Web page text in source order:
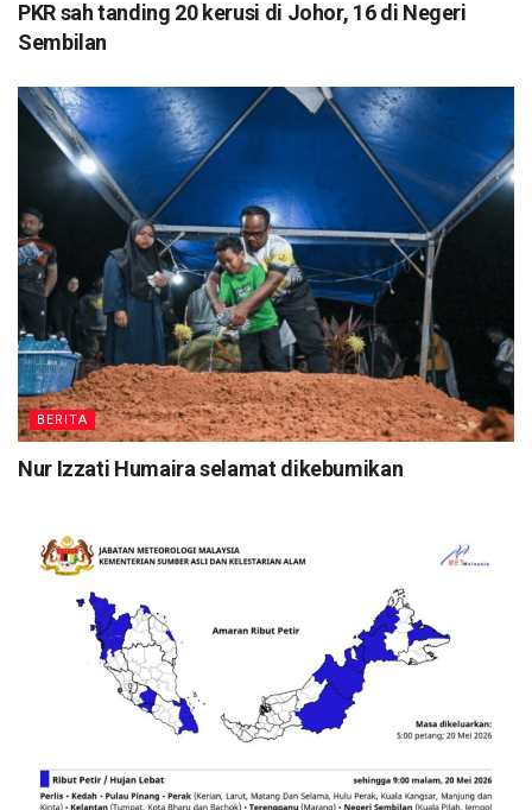
PKR sah tanding 20 kerusi di Johor, 16 di Negeri
Sembilan
BERITA
Nur Izzati Humaira selamat dikebumikan